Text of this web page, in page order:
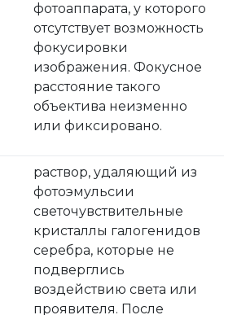
фотоаппарата, у которого
отсутствует возможность
фокусировки
изображения. Фокусное
расстояние такого
объектива неизменно
или фиксировано.
раствор, удаляющий из
фотоэмульсии
светочувствительные
кристаллы галогенидов
серебра, которые не
подверглись
воздействию света или
проявителя. После